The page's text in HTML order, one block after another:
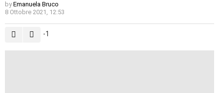
by Emanuela Bruco
8 Ottobre 2021, 12:53
-1